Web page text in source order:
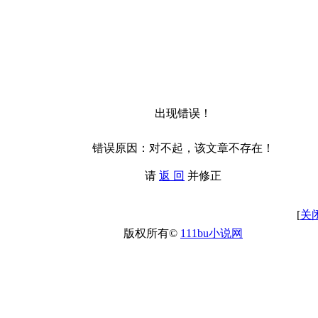
出现错误！
错误原因：对不起，该文章不存在！
请 返 回 并修正
[关
版权所有© 111bu小说网